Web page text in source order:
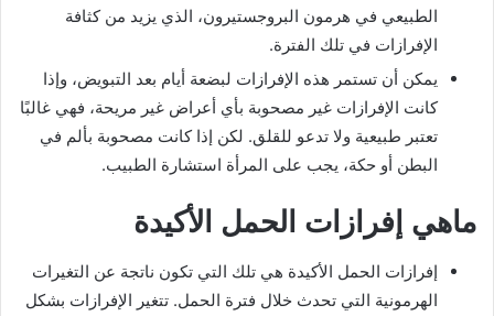
الطبيعي في هرمون البروجستيرون، الذي يزيد من كثافة
الإفرازات في تلك الفترة.
يمكن أن تستمر هذه الإفرازات لبضعة أيام بعد التبويض، وإذا
كانت الإفرازات غير مصحوبة بأي أعراض غير مريحة، فهي غالبًا
تعتبر طبيعية ولا تدعو للقلق. لكن إذا كانت مصحوبة بألم في
البطن أو حكة، يجب على المرأة استشارة الطبيب.
ماهي إفرازات الحمل الأكيدة
إفرازات الحمل الأكيدة هي تلك التي تكون ناتجة عن التغيرات
الهرمونية التي تحدث خلال فترة الحمل. تتغير الإفرازات بشكل